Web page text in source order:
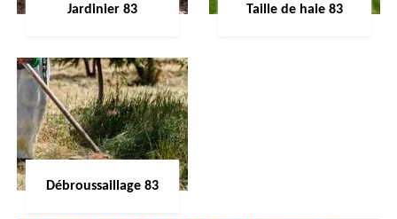
Jardinier 83 Taille de haie 83
Débroussaillage 83